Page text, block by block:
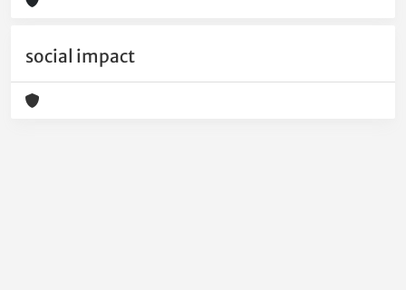
social impact